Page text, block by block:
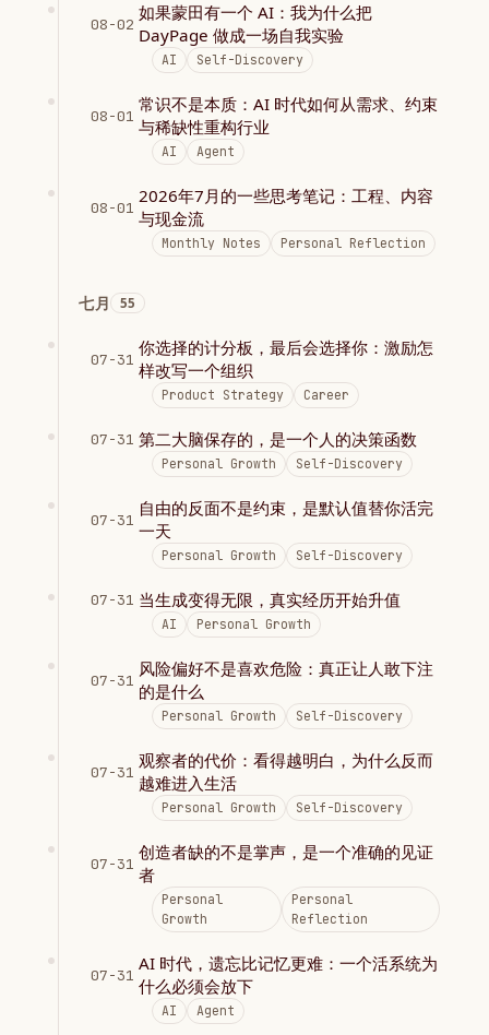
08-02
如果蒙田有一个 AI：我为什么把
DayPage 做成一场自我实验
AI Self-Discovery
08-01
常识不是本质：AI 时代如何从需求、约束
与稀缺性重构行业
AI Agent
08-01
2026年7月的一些思考笔记：工程、内容
与现金流
Monthly Notes Personal Reflection
七月 55
07-31
你选择的计分板，最后会选择你：激励怎
样改写一个组织
Product Strategy Career
07-31 第二大脑保存的，是一个人的决策函数
Personal Growth Self-Discovery
07-31
自由的反面不是约束，是默认值替你活完
一天
Personal Growth Self-Discovery
07-31 当生成变得无限，真实经历开始升值
AI Personal Growth
07-31
风险偏好不是喜欢危险：真正让人敢下注
的是什么
Personal Growth Self-Discovery
07-31
观察者的代价：看得越明白，为什么反而
越难进入生活
Personal Growth Self-Discovery
07-31
创造者缺的不是掌声，是一个准确的见证
者
Personal
Growth
Personal
Reflection
07-31
AI 时代，遗忘比记忆更难：一个活系统为
什么必须会放下
AI Agent